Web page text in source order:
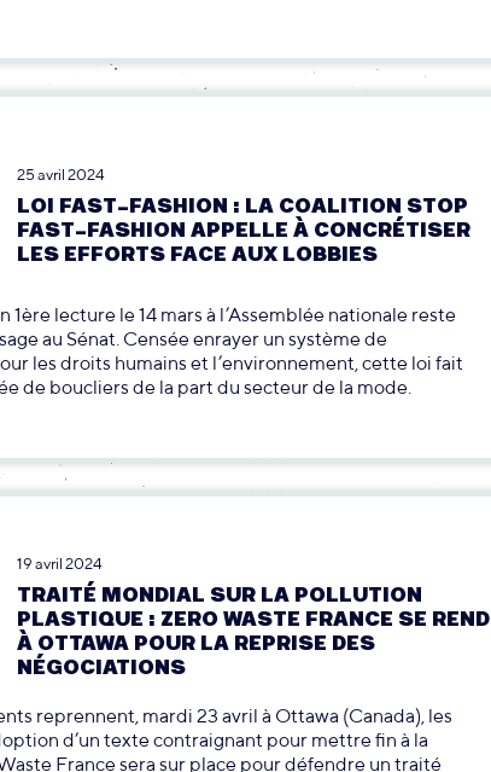
25 avril 2024
LOI FAST-FASHION : LA COALITION STOP
FAST-FASHION APPELLE À CONCRÉTISER
LES EFFORTS FACE AUX LOBBIES
1ère lecture le 14 mars à l’Assemblée nationale reste
au Sénat. Censée enrayer un système de
les droits humains et l’environnement, cette loi fait
de boucliers de la part du secteur de la mode.
19 avril 2024
TRAITÉ MONDIAL SUR LA POLLUTION
PLASTIQUE : ZERO WASTE FRANCE SE REND
À OTTAWA POUR LA REPRISE DES
NÉGOCIATIONS
reprennent, mardi 23 avril à Ottawa (Canada), les
d’un texte contraignant pour mettre fin à la
France sera sur place pour défendre un traité